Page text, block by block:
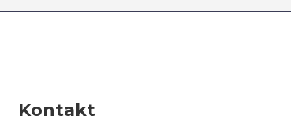
Kontakt